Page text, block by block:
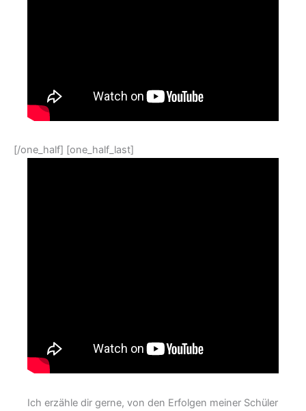
[/one_half] [one_half_last]
Ich erzähle dir gerne, von den Erfolgen meiner Schüler